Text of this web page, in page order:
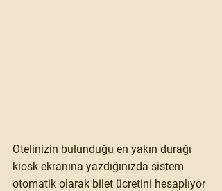
Otelinizin bulunduğu en yakın durağı
kiosk ekranına yazdığınızda sistem
otomatik olarak bilet ücretini hesaplıyor